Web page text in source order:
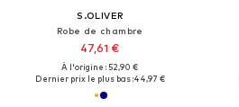
S.OLIVER
Robe de chambre
47,61 €
À l'origine : 52,90 €
Dernier prix le plus bas :44,97 €